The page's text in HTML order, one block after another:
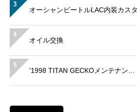
3
オーシャンビートルLAC内装カス
4
オイル交換
5
‘1998 TITAN GECKOメンテナン…